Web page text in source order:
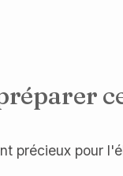
précieux pour